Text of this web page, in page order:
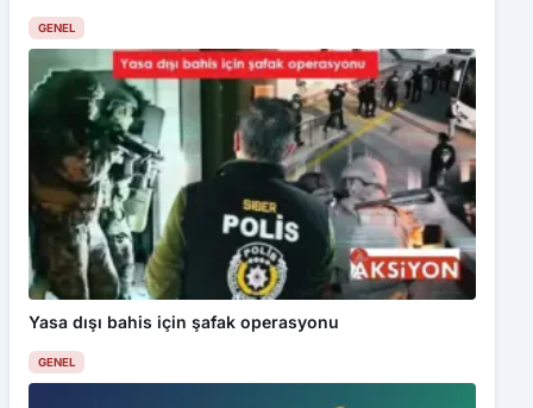
GENEL
Yasa dışı bahis için şafak operasyonu
GENEL